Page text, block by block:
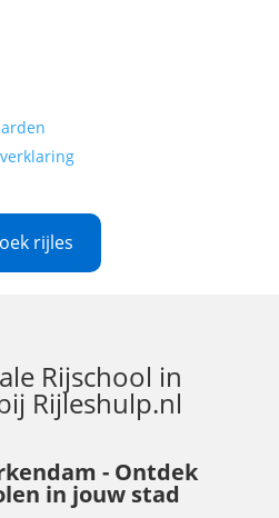
rijles
Rijschool in
Rijleshulp.nl
- Ontdek
in jouw stad